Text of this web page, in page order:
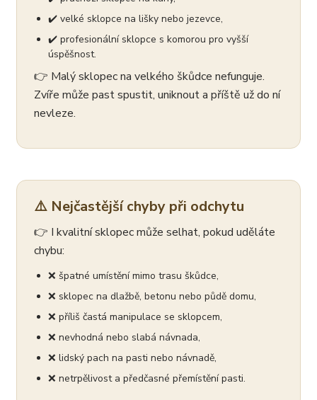
✔️ velké sklopce na lišky nebo jezevce,
✔️ profesionální sklopce s komorou pro vyšší
úspěšnost.
👉 Malý sklopec na velkého škůdce nefunguje.
Zvíře může past spustit, uniknout a příště už do ní
nevleze.
⚠️ Nejčastější chyby při odchytu
👉 I kvalitní sklopec může selhat, pokud uděláte
chybu:
❌ špatné umístění mimo trasu škůdce,
❌ sklopec na dlažbě, betonu nebo půdě domu,
❌ příliš častá manipulace se sklopcem,
❌ nevhodná nebo slabá návnada,
❌ lidský pach na pasti nebo návnadě,
❌ netrpělivost a předčasné přemístění pasti.